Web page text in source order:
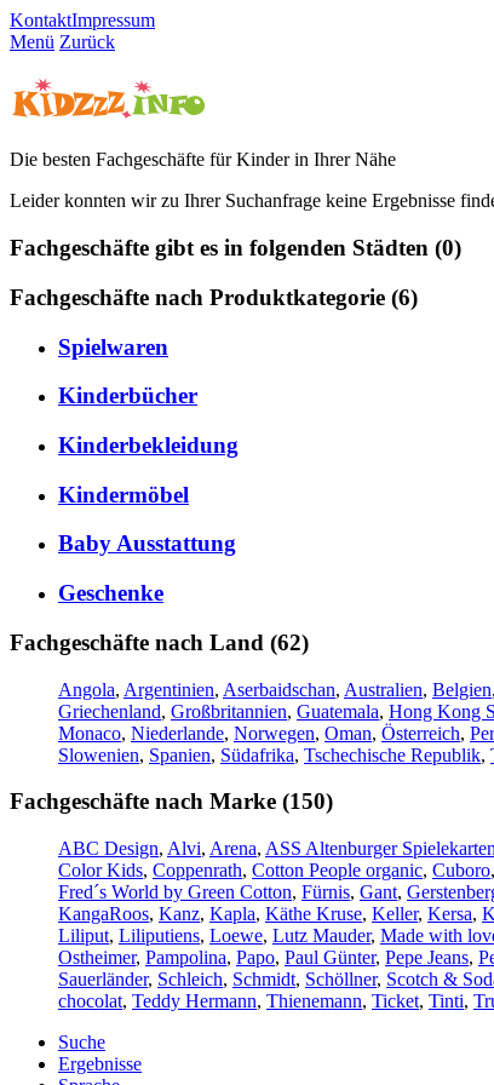
KontaktImpressum
Menü Zurück
Die besten Fachgeschäfte für Kinder in Ihrer Nähe
Leider konnten wir zu Ihrer Suchanfrage keine Ergebnisse
Fachgeschäfte gibt es in folgenden Städten (0)
Fachgeschäfte nach Produktkategorie (6)
Spielwaren
Kinderbücher
Kinderbekleidung
Kindermöbel
Baby Ausstattung
Geschenke
Fachgeschäfte nach Land (62)
Angola, Argentinien, Aserbaidschan, Australien, Belgien,
Griechenland, Großbritannien, Guatemala, Hong Kong
Monaco, Niederlande, Norwegen, Oman, Österreich,
Slowenien, Spanien, Südafrika, Tschechische Republik,
Fachgeschäfte nach Marke (150)
ABC Design, Alvi, Arena, ASS Altenburger
Color Kids, Coppenrath, Cotton People organic, Cuboro,
Fred´s World by Green Cotton, Fürnis, Gant,
KangaRoos, Kanz, Kapla, Käthe Kruse, Keller, Kersa,
Liliput, Liliputiens, Loewe, Lutz Mauder, Made with
Ostheimer, Pampolina, Papo, Paul Günter, Pepe Jeans,
Sauerländer, Schleich, Schmidt, Schöllner, Scotch &
chocolat, Teddy Hermann, Thienemann, Ticket, Tinti,
Suche
Ergebnisse